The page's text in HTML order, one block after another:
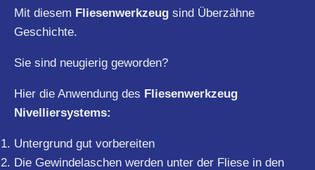
Mit diesem Fliesenwerkzeug sind Überzähne
Geschichte.
Sie sind neugierig geworden?
Hier die Anwendung des Fliesenwerkzeug
Nivelliersystems:
Untergrund gut vorbereiten
Die Gewindelaschen werden unter der Fliese in den